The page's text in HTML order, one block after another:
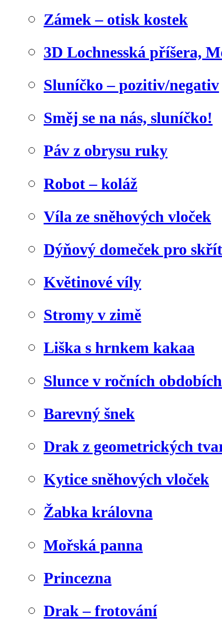
Zámek – otisk kostek
3D Lochnesská příšera,
Sluníčko – pozitiv/negativ
Směj se na nás, sluníčko!
Páv z obrysu ruky
Robot – koláž
Víla ze sněhových vloček
Dýňový domeček pro
Květinové víly
Stromy v zimě
Liška s hrnkem kakaa
Slunce v ročních obdobích
Barevný šnek
Drak z geometrických
Kytice sněhových vloček
Žabka královna
Mořská panna
Princezna
Drak – frotování